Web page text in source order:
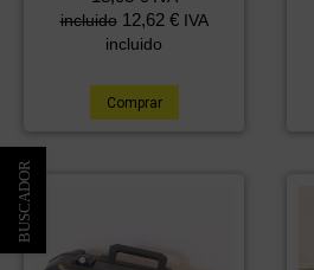
incluido 12,62 € IVA
incluido
Comprar